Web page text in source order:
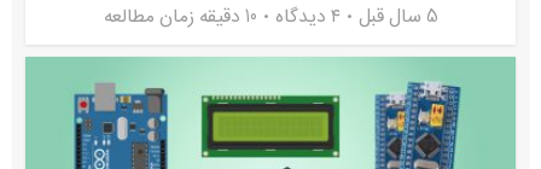
5 سال قبل ۴ دیدگاه 10 دقیقه زمان مطالعه